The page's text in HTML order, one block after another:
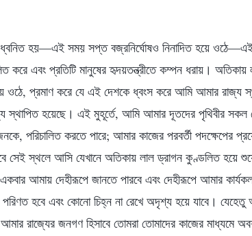
ধ্বনিত হয়—এই সময় সপ্ত বজ্রনির্ঘোষও নিনাদিত হয়ে
করে এবং প্রতিটি মানুষের হৃদয়তন্ত্রীতে কম্পন ধরায়। অতিকায়
ওঠে, প্রমাণ করে যে এই দেশকে ধ্বংস করে আমি আমার রাজ্য
স্থাপিত হয়েছে। এই মুহূর্তে, আমি আমার দূতদের পৃথিবীর সকল
পরিচালিত করতে পারে; আমার কাজের পরবর্তী পদক্ষেপের
স্থলে আসি যেখানে অতিকায় লাল ড্রাগন কুণ্ডলিত হয়ে শুয়ে
আমায় দেহীরূপে জানতে পারবে এবং দেহীরূপে আমার
হবে এবং কোনো চিহ্ন না রেখে অদৃশ্য হয়ে যাবে। যেহেতু
রাজ্যের জনগণ হিসাবে তোমরা তোমাদের কাজের মাধ্যমে